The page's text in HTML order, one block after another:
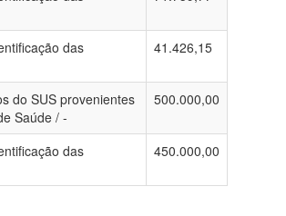
das
41.426,15
do SUS provenientes
Saúde / -
500.000,00
das
450.000,00